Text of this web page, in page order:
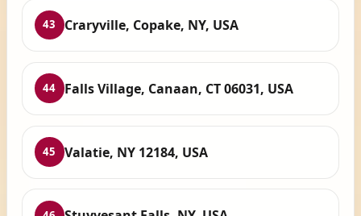
43 Craryville, Copake, NY, USA
44 Falls Village, Canaan, CT 06031, USA
45 Valatie, NY 12184, USA